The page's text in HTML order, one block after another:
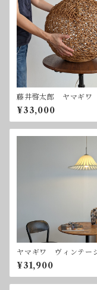
藤井啓太郎 ヤマギワ
ンテージ ペンダント
ト 吊り下げ照明
¥33,000
ヤマギワ ヴィンテー
ラスハンギングランプ
ダントライト 吊り下
明
¥31,900